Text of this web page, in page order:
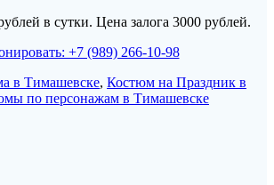
в сутки. Цена залога 3000 рублей.
+7 (989) 266-10-98
в Тимашевске, Костюм на Праздник в
по персонажам в Тимашевске